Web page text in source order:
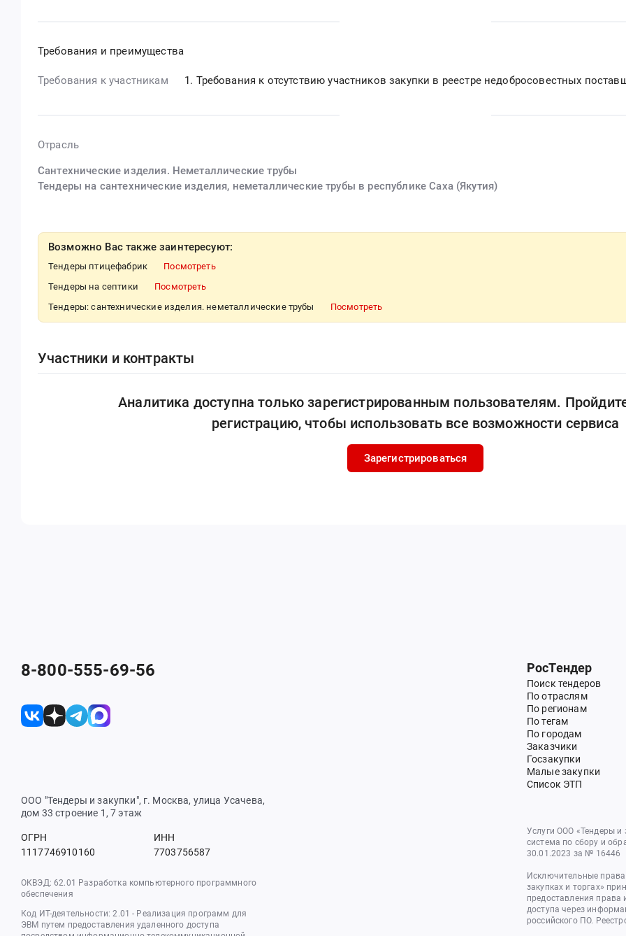
Требования и преимущества
Требования к участникам Требования к отсутствию участников закупки в реестре недобросовестных
Отрасль
Сантехнические изделия. Неметаллические трубы
Тендеры на сантехнические изделия, неметаллические трубы в республике Саха (Якутия)
Возможно Вас также заинтересуют:
Тендеры птицефабрик
Посмотреть
Тендеры на септики
Посмотреть
Тендеры: сантехнические изделия. неметаллические трубы
Посмотреть
Участники и контракты
Аналитика доступна только зарегистрированным пользователям.
регистрацию, чтобы использовать все возможности сервиса
Зарегистрироваться
8-800-555-69-56
ООО "Тендеры и закупки", г. Москва, улица Усачева,
дом 33 строение 1, 7 этаж
ОГРН
1117746910160
ИНН
7703756587
ОКВЭД: 62.01 Разработка компьютерного программного
обеспечения
Код ИТ-деятельности: 2.01 - Реализация программ для
ЭВМ путем предоставления удаленного доступа
РосТендер
Поиск тендеров
По отраслям
По регионам
По тегам
По городам
Заказчики
Госзакупки
Малые закупки
Список ЭТП
Услуги ООО «Тендеры
система по сбору и
30.01.2023 за № 16446
Исключительные
закупках и торгах»
предоставления права
доступа через
российского ПО.